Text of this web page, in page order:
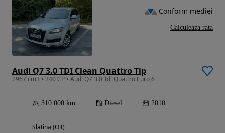
Audi Q7 3.0 TDI Clean Quattro Tip
2967 cm3 • 240 CP • Audi Q7 3.0 Tdi Quattro Euro 6
310 000 km Diesel 2010
Slatina (Olt)
Conform mediei
Calculeaza rata